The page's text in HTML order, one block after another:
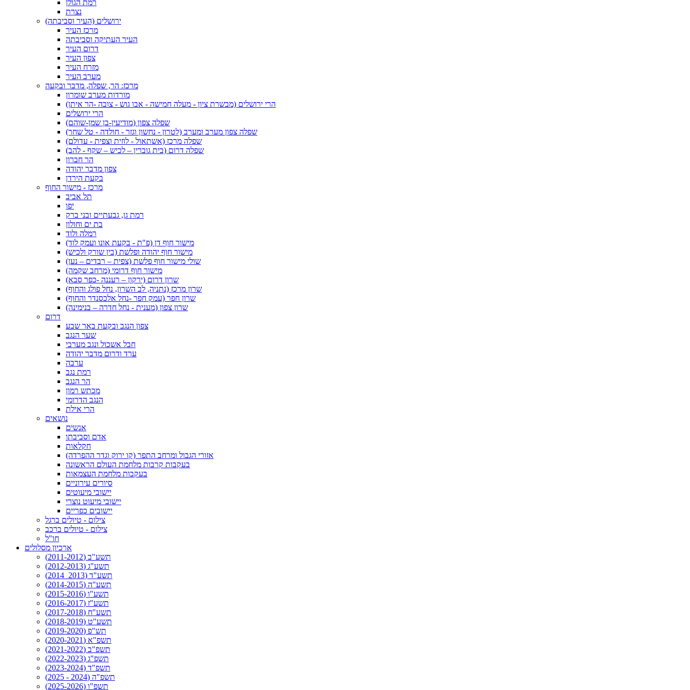
רמת הגולן
נצרת
ירושלים (העיר וסביבתה)
מרכז העיר
העיר העתיקה וסביבתה
דרום העיר
צפון העיר
מזרח העיר
מערב העיר
מרכז: הר, שפלה, מדבר ובקעה
מורדות מערב שומרון
הרי ירושלים (מבשרת ציון - מעלה חמישה - אבו גוש - צובה -הר איתן)
הרי ירושלים
שפלה צפון (מודיעין-בן שמן-שוהם)
שפלה צפון מערב ומערב (לטרון - נחשון וגזר - חולדה - טל שחר)
שפלה מרכז (אשתאול - לוזית וצפית - עדולם)
שפלה דרום (בית גוברין – לכיש – שקף - להב)
הר חברון
צפון מדבר יהודה
בקעת הירדן
מרכז - מישור החוף
תל אביב
יפו
רמת גן, גבעתיים ובני ברק
בת ים וחולון
רמלה ולוד
מישור חוף דן (פ"ת - בקעת אונו ועמק לוד)
מישור חוף יהודה ופלשת (בין שורק ולכיש)
שולי מישור חוף פלשת (צפית – רבדים – נען)
מישור חוף דרומי (מרחב שקמה)
שרון דרום (ירקון – רעננה -כפר סבא)
שרון מרכז (נתניה, לב השרון, נחל פולג והחוף)
שרון חפר (עמק חפר -נחל אלכסנדר והחוף)
שרון צפון (מענית - נחל חדרה – בנימינה)
דרום
צפון הנגב ובקעת באר שבע
שער הנגב
חבל אשכול ונגב מערבי
ערד ודרום מדבר יהודה
ערבה
רמת נגב
הר הנגב
מכתש רמון
הנגב הדרומי
הרי אילת
נושאים
אנשים
אדם וסביבתו
חקלאות
אזורי הגבול ומרחב התפר (קו ירוק וגדר ההפרדה)
בעקבות קרבות מלחמת העולם הראשונה
בעקבות מלחמת העצמאות
סיורים עירוניים
יישובי מיעוטים
יישובי מיעוט נוצרי
יישובים כפריים
צילום - טיולים ברגל
צילום - טיולים ברכב
חו"ל
ארכיון מסלולים
תשע"ב (2011-2012)
תשע"ג (2012-2013)
תשע"ד (2013_2014)
תשע"ה (2014-2015)
תשע"ו (2015-2016)
תשע"ז (2016-2017)
תשע"ח (2017-2018)
תשע"ט (2018-2019)
תש"פ (2019-2020)
תשפ"א (2020-2021)
תשפ"ב (2021-2022)
תשפ"ג (2022-2023)
תשפ"ד (2023-2024)
תשפ"ה (2024 - 2025)
תשפ"ו (2025-2026)